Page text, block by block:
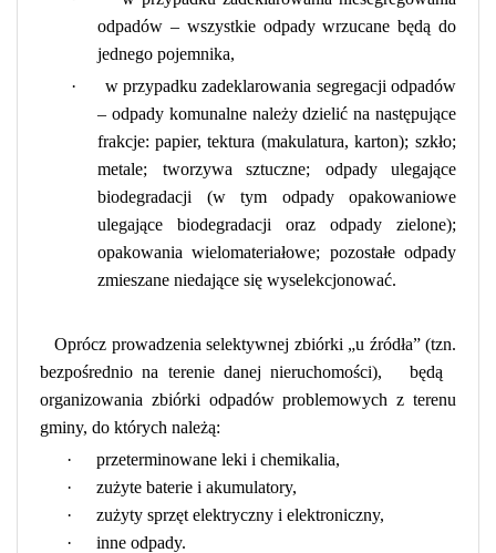
odpadów – wszystkie odpady wrzucane będą do
jednego pojemnika,
·
w przypadku zadeklarowania segregacji odpadów
– odpady komunalne należy dzielić na następujące
frakcje:papier, tektura (makulatura, karton); szkło;
metale;
tworzywa sztuczne;
odpady ulegające
biodegradacji (w tym odpady opakowaniowe
ulegające biodegradacji oraz odpady zielone);
opakowania wielomateriałowe; pozostałe odpady
zmieszane niedające się wyselekcjonować.
Oprócz prowadzenia selektywnej zbiórki „u źródła” (tzn.
bezpośrednio na terenie danej nieruchomości),
będą
organizowania zbiórki odpadów problemowych z terenu
gminy, do których należą:
·
przeterminowane leki i chemikalia,
·
zużyte baterie i akumulatory,
·
zużyty sprzęt elektryczny i elektroniczny,
·
inne odpady.